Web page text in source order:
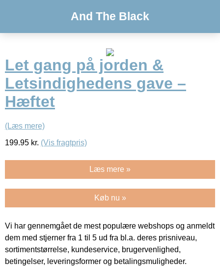
And The Black
Let gang på jorden &
Letsindighedens gave –
Hæftet
(Læs mere)
199.95 kr. (Vis fragtpris)
Læs mere »
Køb nu »
Vi har gennemgået de mest populære webshops og anmeldt
dem med stjerner fra 1 til 5 ud fra bl.a. deres prisniveau,
sortimentstørrelse, kundeservice, brugervenlighed,
betingelser, leveringsformer og betalingsmuligheder.